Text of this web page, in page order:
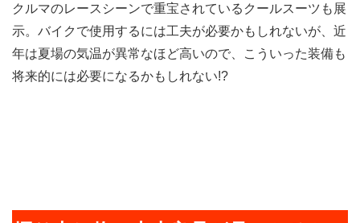
クルマのレースシーンで重宝されているクールスーツも展
示。バイクで使用するには工夫が必要かもしれないが、近
年は夏場の気温が異常なほど高いので、こういった装備も
将来的には必要になるかもしれない!?